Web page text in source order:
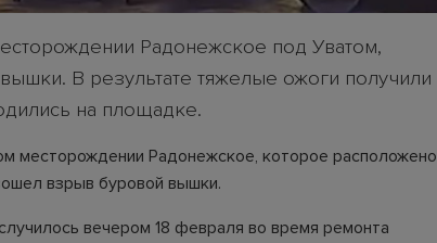
Радонежское под Уватом,
В результате тяжелые ожоги получили
на площадке.
месторождении Радонежское, которое расположено
взрыв буровой вышки.
вечером 18 февраля во время ремонта